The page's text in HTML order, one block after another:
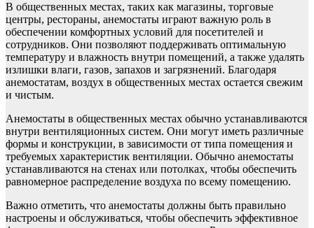
В общественных местах, таких как магазины, торговые
центры, рестораны, анемостаты играют важную роль в
обеспечении комфортных условий для посетителей и
сотрудников. Они позволяют поддерживать оптимальную
температуру и влажность внутри помещений, а также удалять
излишки влаги, газов, запахов и загрязнений. Благодаря
анемостатам, воздух в общественных местах остается свежим
и чистым.
Анемостаты в общественных местах обычно устанавливаются
внутри вентиляционных систем. Они могут иметь различные
формы и конструкции, в зависимости от типа помещения и
требуемых характеристик вентиляции. Обычно анемостаты
устанавливаются на стенах или потолках, чтобы обеспечить
равномерное распределение воздуха по всему помещению.
Важно отметить, что анемостаты должны быть правильно
настроены и обслуживаться, чтобы обеспечить эффективное